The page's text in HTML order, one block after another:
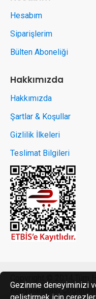
Tek Tıkla
Hesabım
Siparişlerim
Bülten Aboneliği
Hakkımızda
Hakkımızda
Şartlar & Koşullar
Gizlilik İlkeleri
Teslimat Bilgileri
Kopyalanması
Gezinme deneyiminizi